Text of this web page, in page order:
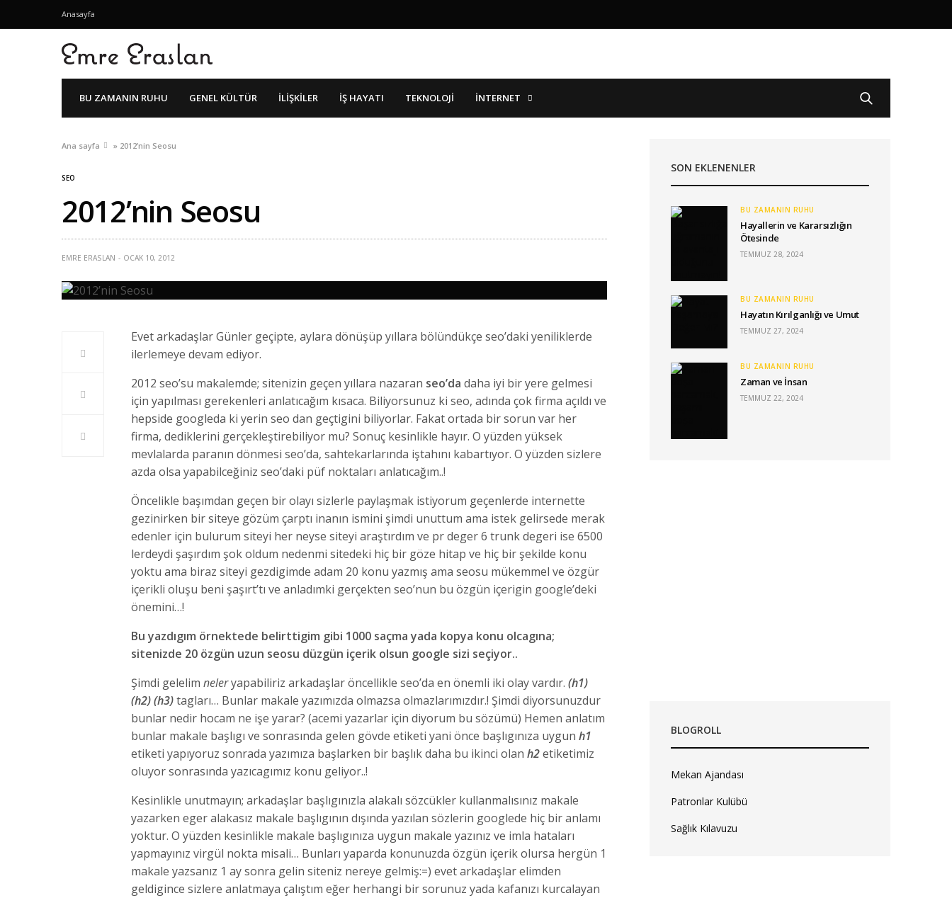
Anasayfa
BU ZAMANIN RUHU GENEL KÜLTÜR İLIŞKILER İŞ HAYATI TEKNOLOJI İNTERNET
Ana sayfa » 2012’nin Seosu
SEO
2012’nin Seosu
EMRE ERASLAN OCAK 10, 2012
Evet arkadaşlar Günler geçipte, aylara dönüşüp yıllara bölündükçe seo’daki yeniliklerde
ilerlemeye devam ediyor.
2012 seo’su makalemde; sitenizin geçen yıllara nazaran seo’da daha iyi bir yere gelmesi
için yapılması gerekenleri anlatıcağım kısaca. Biliyorsunuz ki seo, adında çok firma açıldı ve
hepside googleda ki yerin seo dan geçtigini biliyorlar. Fakat ortada bir sorun var her
firma, dediklerini gerçekleştirebiliyor mu? Sonuç kesinlikle hayır. O yüzden yüksek
mevlalarda paranın dönmesi seo’da, sahtekarlarında iştahını kabartıyor. O yüzden sizlere
azda olsa yapabilceğiniz seo’daki püf noktaları anlatıcağım..!
Öncelikle başımdan geçen bir olayı sizlerle paylaşmak istiyorum geçenlerde internette
gezinirken bir siteye gözüm çarptı inanın ismini şimdi unuttum ama istek gelirsede merak
edenler için bulurum siteyi her neyse siteyi araştırdım ve pr deger 6 trunk degeri ise 6500
lerdeydi şaşırdım şok oldum nedenmi sitedeki hiç bir göze hitap ve hiç bir şekilde konu
yoktu ama biraz siteyi gezdigimde adam 20 konu yazmış ama seosu mükemmel ve özgür
içerikli oluşu beni şaşırt’tı ve anladımki gerçekten seo’nun bu özgün içerigin google’deki
önemini…!
Bu yazdıgım örnektede belirttigim gibi 1000 saçma yada kopya konu olcagına;
sitenizde 20 özgün uzun seosu düzgün içerik olsun google sizi seçiyor..
Şimdi gelelimneleryapabiliriz arkadaşlar öncellikle seo’da en önemli iki olay vardır. (h1)
(h2) (h3)tagları… Bunlar makale yazımızda olmazsa olmazlarımızdır.! Şimdi diyorsunuzdur
bunlar nedir hocam ne işe yarar? (acemi yazarlar için diyorum bu sözümü) Hemen anlatım
bunlar makale başlıgı ve sonrasında gelen gövde etiketi yani önce başlıgınıza uygunh1
etiketi yapıyoruz sonrada yazımıza başlarken bir başlık daha bu ikinci olanh2etiketimiz
oluyor sonrasında yazıcagımız konu geliyor..!
Kesinlikle unutmayın; arkadaşlar başlıgınızla alakalı sözcükler kullanmalısınız makale
yazarken eger alakasız makale başlıgının dışında yazılan sözlerin googlede hiç bir anlamı
yoktur. O yüzden kesinlikle makale başlıgınıza uygun makale yazınız ve imla hataları
yapmayınız virgül nokta misali… Bunları yaparda konunuzda özgün içerik olursa hergün 1
makale yazsanız 1 ay sonra gelin siteniz nereye gelmiş:=) evet arkadaşlar elimden
geldigince sizlere anlatmaya çalıştım eğer herhangi bir sorunuz yada kafanızı kurcalayan
SON EKLENENLER
BU ZAMANIN RUHU
Hayallerin ve Kararsızlığın
Ötesinde
TEMMUZ 28, 2024
BU ZAMANIN RUHU
Hayatın Kırılganlığı ve Umut
TEMMUZ 27, 2024
BU ZAMANIN RUHU
Zaman ve İnsan
TEMMUZ 22, 2024
BLOGROLL
Mekan Ajandası
Patronlar Kulübü
Sağlık Kılavuzu